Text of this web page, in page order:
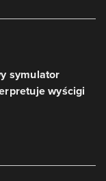
symulator
wyścigi